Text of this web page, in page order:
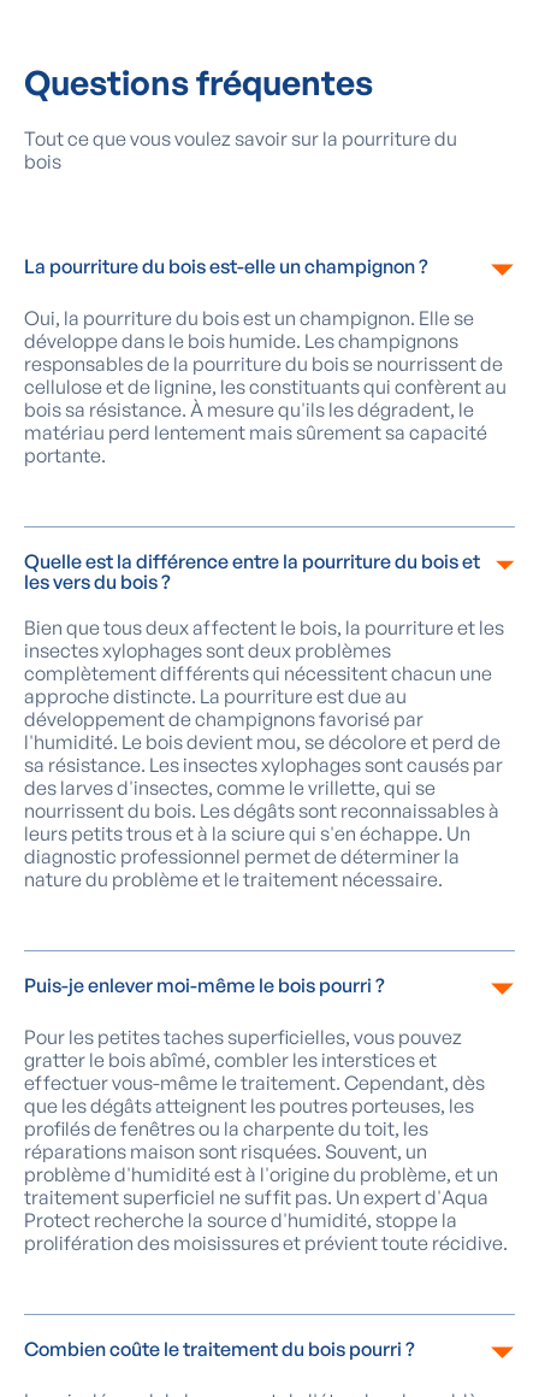
Questions fréquentes
Tout ce que vous voulez savoir sur la pourriture du
bois
La pourriture du bois est-elle un champignon ?
Oui, la pourriture du bois est un champignon. Elle se
développe dans le bois humide. Les champignons
responsables de la pourriture du bois se nourrissent de
cellulose et de lignine, les constituants qui confèrent au
bois sa résistance. À mesure qu'ils les dégradent, le
matériau perd lentement mais sûrement sa capacité
portante.
Quelle est la différence entre la pourriture du bois et
les vers du bois ?
Bien que tous deux affectent le bois, la pourriture et les
insectes xylophages sont deux problèmes
complètement différents qui nécessitent chacun une
approche distincte. La pourriture est due au
développement de champignons favorisé par
l'humidité. Le bois devient mou, se décolore et perd de
sa résistance. Les insectes xylophages sont causés par
des larves d'insectes, comme le vrillette, qui se
nourrissent du bois. Les dégâts sont reconnaissables à
leurs petits trous et à la sciure qui s'en échappe. Un
diagnostic professionnel permet de déterminer la
nature du problème et le traitement nécessaire.
Puis-je enlever moi-même le bois pourri ?
Pour les petites taches superficielles, vous pouvez
gratter le bois abîmé, combler les interstices et
effectuer vous-même le traitement. Cependant, dès
que les dégâts atteignent les poutres porteuses, les
profilés de fenêtres ou la charpente du toit, les
réparations maison sont risquées. Souvent, un
problème d'humidité est à l'origine du problème, et un
traitement superficiel ne suffit pas. Un expert d'Aqua
Protect recherche la source d'humidité, stoppe la
prolifération des moisissures et prévient toute récidive.
Combien coûte le traitement du bois pourri ?